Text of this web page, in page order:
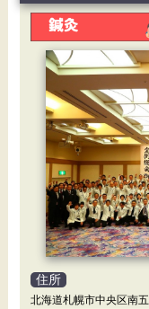
住所
北海道札幌市中央区南